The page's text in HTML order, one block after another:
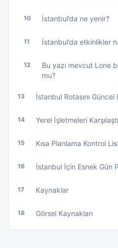
10 İstanbul’da ne yenir?
11 İstanbul’da etkinlikler
12
Bu yazı mevcut Lone
mu?
13 İstanbul Rotasını
14 Yerel İşletmeleri
15 Kısa Planlama Kontrol
16 İstanbul İçin Esnek Gün
17 Kaynaklar
18 Görsel Kaynakları